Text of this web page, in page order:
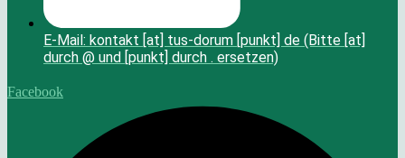
E-Mail: kontakt [at] tus-dorum [punkt] de (Bitte [at]
durch @ und [punkt] durch . ersetzen)
Facebook